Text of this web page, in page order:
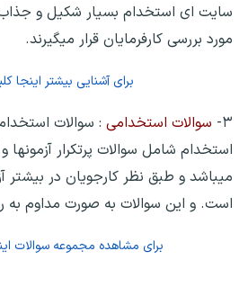
سایت ای استخدام بسیار شکیل و جذاب
مورد بررسی کارفرمایان قرار میگیرند.
برای آشنایی بیشتر اینجا
۳- سوالات استخدامی : سوالات
استخدام شامل سوالات پرتکرار
میباشد و طبق نظر کارجویان در بیشتر
است. و این سوالات به صورت مداوم به
برای مشاهده مجموعه سوالات